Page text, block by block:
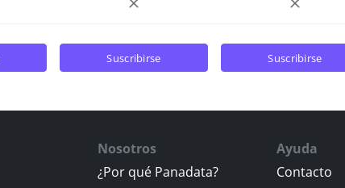
suscribirse suscribirse
Nosotros
¿Por qué Panadata?
Ayuda
Contacto